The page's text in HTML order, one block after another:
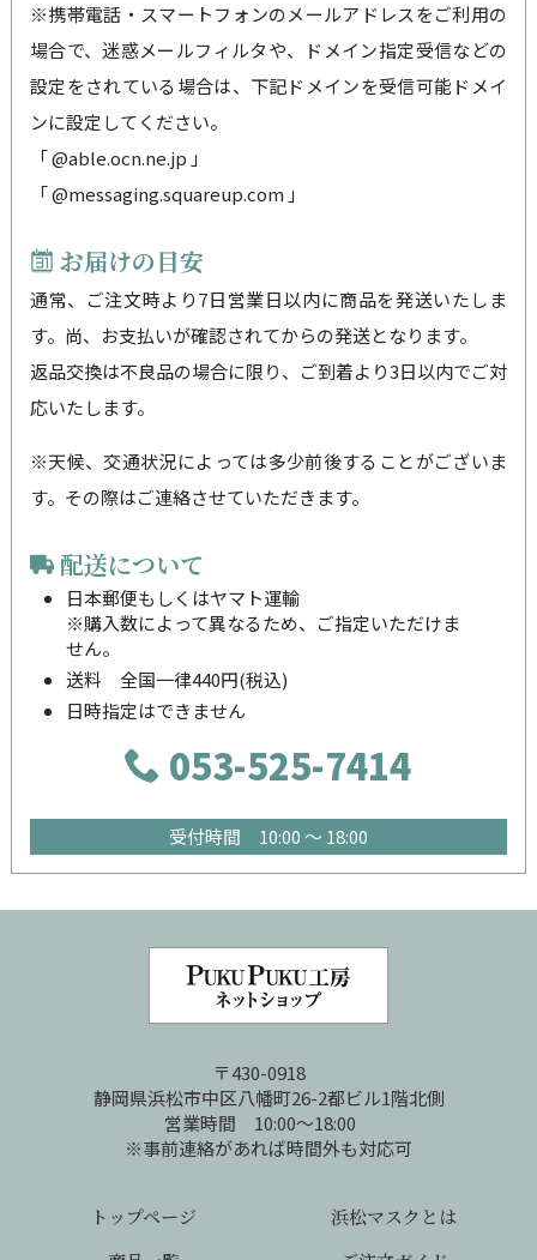
※携帯電話・スマートフォンのメールアドレスをご利用の
場合で、迷惑メールフィルタや、ドメイン指定受信などの
設定をされている場合は、下記ドメインを受信可能ドメイ
ンに設定してください。
「 @able.ocn.ne.jp 」
「 @messaging.squareup.com 」
お届けの目安
通常、ご注文時より7日営業日以内に商品を発送いたしま
す。尚、お支払いが確認されてからの発送となります。
返品交換は不良品の場合に限り、ご到着より3日以内でご対
応いたします。
※天候、交通状況によっては多少前後することがございま
す。その際はご連絡させていただきます。
配送について
日本郵便もしくはヤマト運輸
※購入数によって異なるため、ご指定いただけま
せん。
送料 全国一律440円(税込)
日時指定はできません
053-525-7414
受付時間 10:00 ～ 18:00
〒430-0918
静岡県浜松市中区八幡町26-2都ビル1階北側
営業時間 10:00～18:00
※事前連絡があれば時間外も対応可
トップページ
浜松マスクとは